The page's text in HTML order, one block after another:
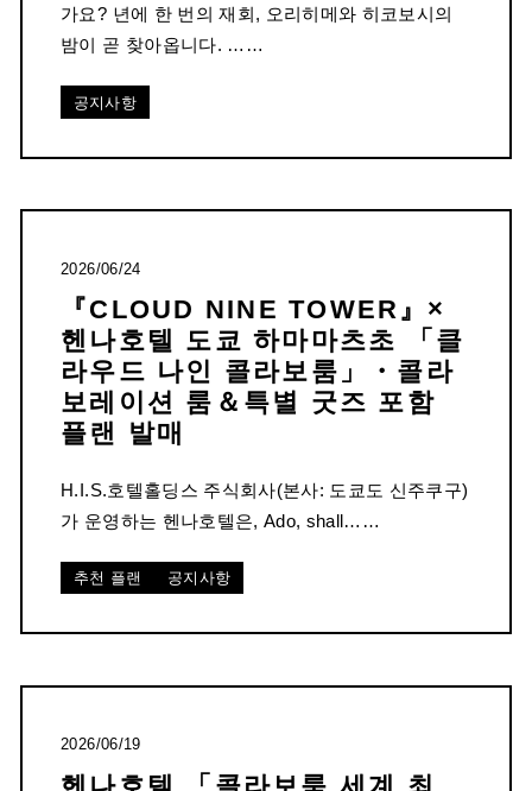
가요? 년에 한 번의 재회, 오리히메와 히코보시의
밤이 곧 찾아옵니다. ……
공지사항
2026/06/24
『CLOUD NINE TOWER』×
헨나호텔 도쿄 하마마츠초 「클
라우드 나인 콜라보룸」・콜라
보레이션 룸＆특별 굿즈 포함
플랜 발매
H.I.S.호텔홀딩스 주식회사(본사: 도쿄도 신주쿠구)
가 운영하는 헨나호텔은, Ado, shall……
추천 플랜 공지사항
2026/06/19